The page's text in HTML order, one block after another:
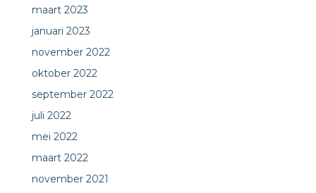
maart 2023
januari 2023
november 2022
oktober 2022
september 2022
juli 2022
mei 2022
maart 2022
november 2021